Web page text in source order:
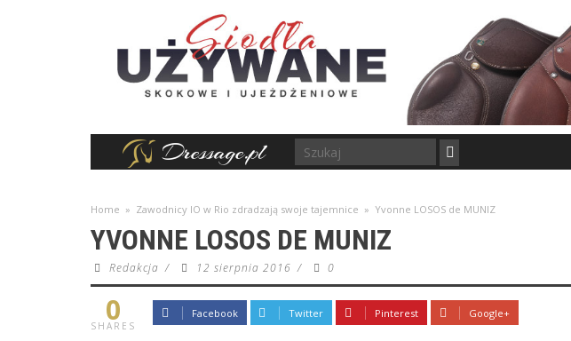
Home » Zawodnicy IO w Rio zdradzają swoje tajemnice » Yvonne LOSOS de MUNIZ
YVONNE LOSOS DE MUNIZ
Redakcja / 12 sierpnia 2016 / 0
0
SHARES
Facebook Twitter Pinterest Google+